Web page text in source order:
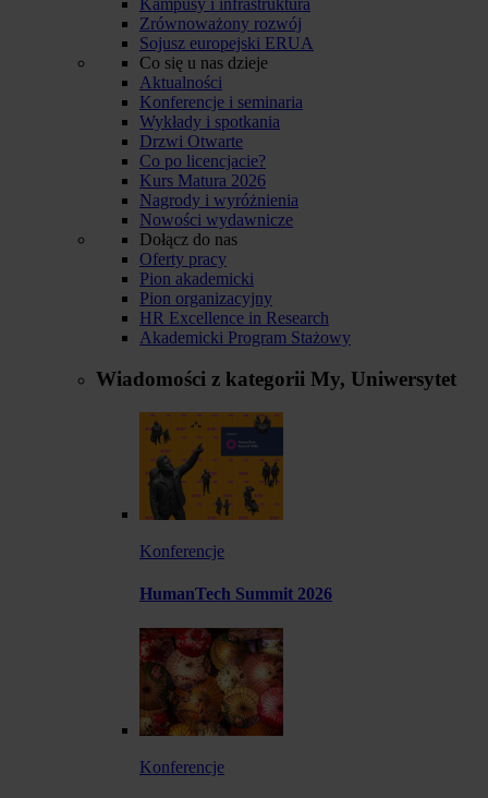
Zrównoważony rozwój
Sojusz europejski ERUA
Co się u nas dzieje
Aktualności
Konferencje i seminaria
Wykłady i spotkania
Drzwi Otwarte
Co po licencjacie?
Kurs Matura 2026
Nagrody i wyróżnienia
Nowości wydawnicze
Dołącz do nas
Oferty pracy
Pion akademicki
Pion organizacyjny
HR Excellence in Research
Akademicki Program Stażowy
Wiadomości z kategorii My, Uniwersytet
Konferencje
HumanTech Summit 2026
Konferencje